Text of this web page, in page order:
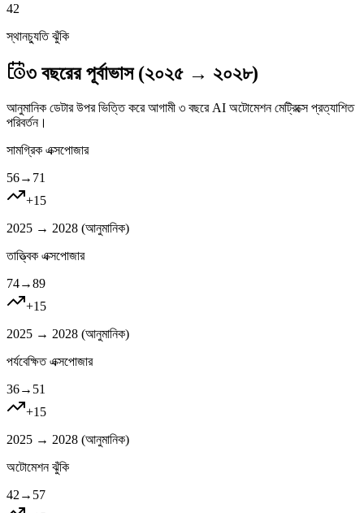
42
স্থানচ্যুতি ঝুঁকি
৩ বছরের পূর্বাভাস (২০২৫ → ২০২৮)
আনুমানিক ডেটার উপর ভিত্তি করে আগামী ৩ বছরে AI অটোমেশন মেট্রিক্সে প্রত্যাশিত
পরিবর্তন।
সামগ্রিক এক্সপোজার
56→ 71
+15
2025 → 2028 (আনুমানিক)
তাত্ত্বিক এক্সপোজার
74→89
+15
2025 → 2028 (আনুমানিক)
পর্যবেক্ষিত এক্সপোজার
36→ 51
+15
2025 → 2028 (আনুমানিক)
অটোমেশন ঝুঁকি
42 → 57